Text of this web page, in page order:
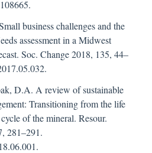
business challenges and the
assessment in a Midwest
Soc. Change 2018, 135, 44–
D.A. A review of sustainable
Transitioning from the life
of the mineral. Resour.
281–291.